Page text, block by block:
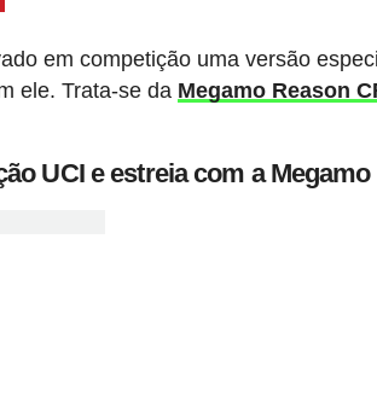
em competição uma versão
ele. Trata-se da Megamo Reason
UCI e estreia com a Megamo